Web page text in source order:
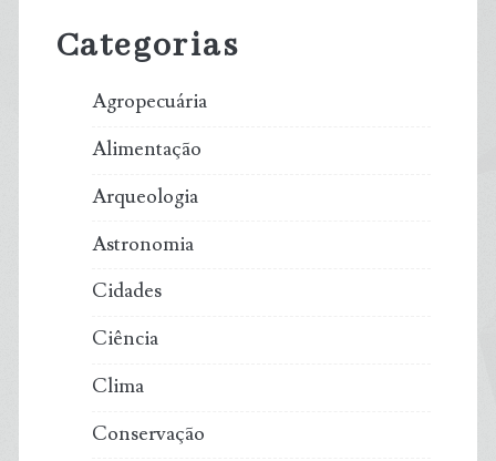
Categorias
Agropecuária
Alimentação
Arqueologia
Astronomia
Cidades
Ciência
Clima
Conservação